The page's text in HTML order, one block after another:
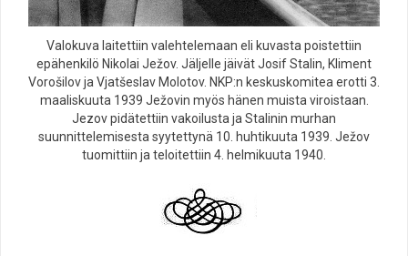
Valokuva laitettiin valehtelemaan eli kuvasta poistettiin
epähenkilö Nikolai Ježov. Jäljelle jäivät Josif Stalin, Kliment
Vorošilov ja Vjatšeslav Molotov. NKP:n keskuskomitea erotti 3.
maaliskuuta 1939 Ježovin myös hänen muista viroistaan.
Jezov pidätettiin vakoilusta ja Stalinin murhan
suunnittelemisesta syytettynä 10. huhtikuuta 1939. Ježov
tuomittiin ja teloitettiin 4. helmikuuta 1940.